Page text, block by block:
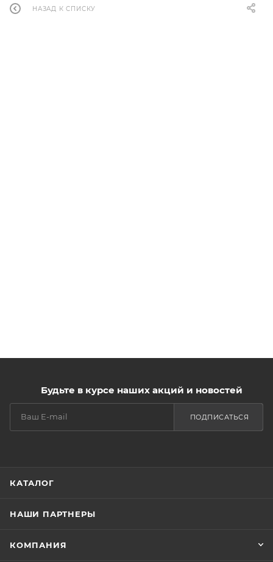
НАЗАД К СПИСКУ
Будьте в курсе наших акций и новостей
ПОДПИСАТЬСЯ
КАТАЛОГ
НАШИ ПАРТНЕРЫ
КОМПАНИЯ